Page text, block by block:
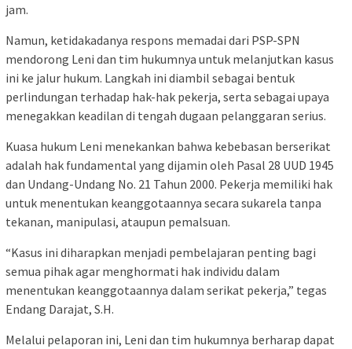
jam.
Namun, ketidakadanya respons memadai dari PSP-SPN
mendorong Leni dan tim hukumnya untuk melanjutkan kasus
ini ke jalur hukum. Langkah ini diambil sebagai bentuk
perlindungan terhadap hak-hak pekerja, serta sebagai upaya
menegakkan keadilan di tengah dugaan pelanggaran serius.
Kuasa hukum Leni menekankan bahwa kebebasan berserikat
adalah hak fundamental yang dijamin oleh Pasal 28 UUD 1945
dan Undang-Undang No. 21 Tahun 2000. Pekerja memiliki hak
untuk menentukan keanggotaannya secara sukarela tanpa
tekanan, manipulasi, ataupun pemalsuan.
“Kasus ini diharapkan menjadi pembelajaran penting bagi
semua pihak agar menghormati hak individu dalam
menentukan keanggotaannya dalam serikat pekerja,” tegas
Endang Darajat, S.H.
Melalui pelaporan ini, Leni dan tim hukumnya berharap dapat